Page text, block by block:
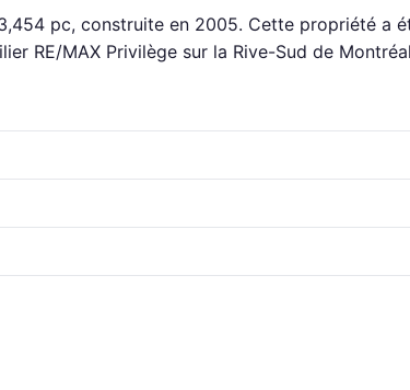
pc, construite en 2005. Cette propriété a
RE/MAX Privilège sur la Rive-Sud de